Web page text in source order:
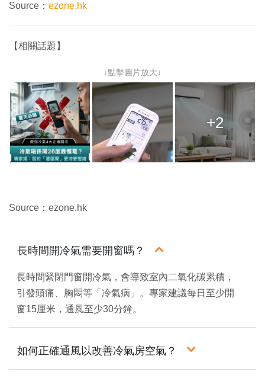
Source： ezone.hk
【相關話題】
↓點擊圖片放大↓
+2
Source：ezone.hk
長時間開冷氣需要開窗嗎？
長時間緊閉門窗開冷氣，會導致室內二氧化碳累積，
引發頭痛、胸悶等「冷氣病」。專家建議每日至少開
窗15厘米，通風至少30分鐘。
如何正確通風以改善冷氣房空氣？